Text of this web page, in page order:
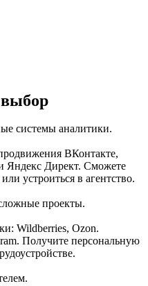
системы аналитики.
ВКонтакте,
Яндекс Директ. Сможете
устроиться в агентство.
проекты.
Wildberries, Ozon.
Получите персональную